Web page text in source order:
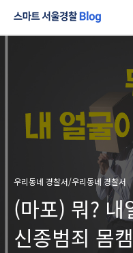
우리동네 경찰서/우리동네 경찰서
(마포) 뭐? 내
신종범죄 몸